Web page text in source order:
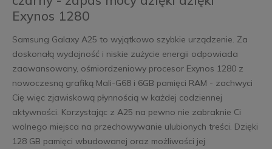
Exynos 1280
Samsung Galaxy A25 to wyjątkowo szybkie urządzenie. Za
doskonałą wydajność i niskie zużycie energii odpowiada
zaawansowany, ośmiordzeniowy procesor Exynos 1280 z
nowoczesną grafiką Mali-G68 i 6GB pamięci RAM - zachwyci
Cię więc zjawiskową płynnością w każdej codziennej
aktywności. Korzystając z A25 na pewno nie zabraknie Ci
wolnego miejsca na przechowywanie ulubionych treści. Dzięki
128 GB pamięci wbudowanej oraz możliwości jej